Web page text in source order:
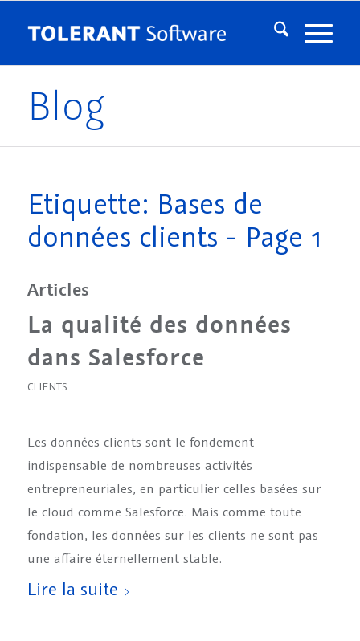
Blog
Etiquette: Bases de
données clients - Page 1
Articles
La qualité des données
dans Salesforce
CLIENTS
Les données clients sont le fondement
indispensable de nombreuses activités
entrepreneuriales, en particulier celles basées sur
le cloud comme Salesforce. Mais comme toute
fondation, les données sur les clients ne sont pas
une affaire éternellement stable.
Lire la suite